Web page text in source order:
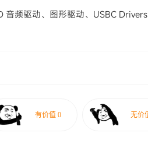
音频驱动、图形驱动、USBC Drivers